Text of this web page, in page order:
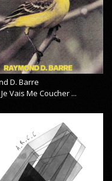
D. Barre
Vais Me Coucher ...